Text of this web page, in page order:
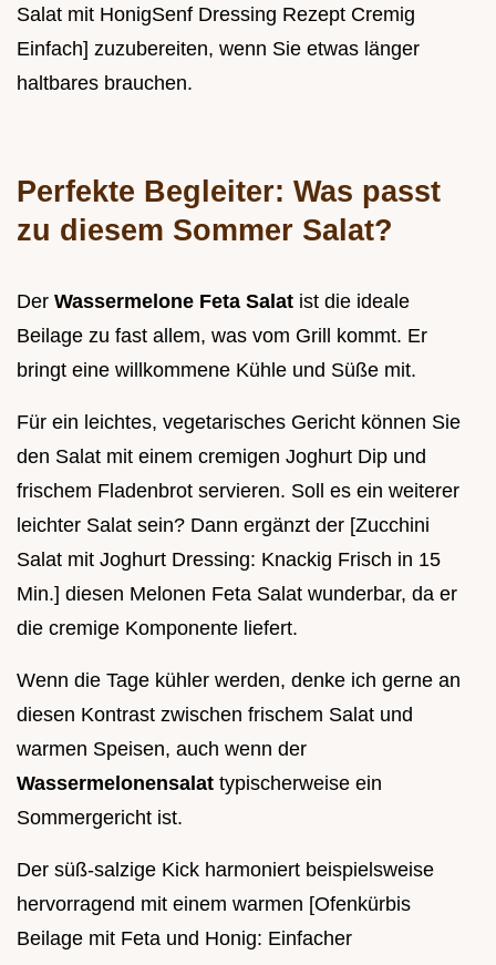
Salat mit HonigSenf Dressing Rezept Cremig
Einfach] zuzubereiten, wenn Sie etwas länger
haltbares brauchen.
Perfekte Begleiter: Was passt
zu diesem Sommer Salat?
Der Wassermelone Feta Salat ist die ideale
Beilage zu fast allem, was vom Grill kommt. Er
bringt eine willkommene Kühle und Süße mit.
Für ein leichtes, vegetarisches Gericht können Sie
den Salat mit einem cremigen Joghurt Dip und
frischem Fladenbrot servieren. Soll es ein weiterer
leichter Salat sein? Dann ergänzt der [Zucchini
Salat mit Joghurt Dressing: Knackig Frisch in 15
Min.] diesen Melonen Feta Salat wunderbar, da er
die cremige Komponente liefert.
Wenn die Tage kühler werden, denke ich gerne an
diesen Kontrast zwischen frischem Salat und
warmen Speisen, auch wenn der
Wassermelonensalat typischerweise ein
Sommergericht ist.
Der süß-salzige Kick harmoniert beispielsweise
hervorragend mit einem warmen [Ofenkürbis
Beilage mit Feta und Honig: Einfacher